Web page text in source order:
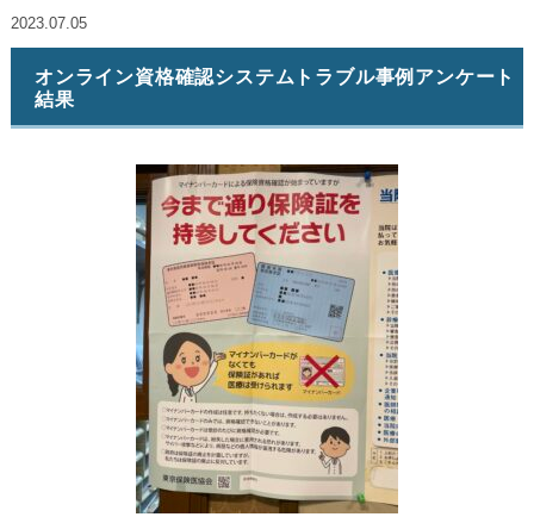
2023.07.05
オンライン資格確認システムトラブル事例アンケート
結果